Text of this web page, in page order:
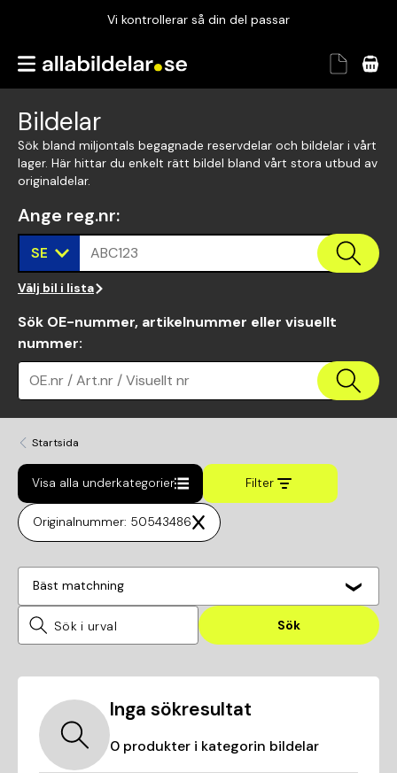
Vi kontrollerar så din del passar
Garanterad passform
Bildelar
Sök bland miljontals begagnade reservdelar och bildelar i vårt
lager. Här hittar du enkelt rätt bildel bland vårt stora utbud av
originaldelar.
Ange reg.nr:
SE ABC123
Välj bil i lista
Sök OE-nummer, artikelnummer eller visuellt
nummer:
OE.nr / Art.nr / Visuellt nr
Startsida
Visa alla underkategorier Filter
Originalnummer: 50543486
Bäst matchning
Sök
Inga sökresultat
0 produkter i kategorin bildelar